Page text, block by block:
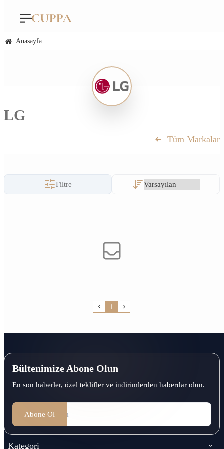
Anasayfa
LG
Tüm Markalar
Filtre
1
Bültenimize Abone Olun
En son haberler, özel teklifler ve indirimlerden haberdar olun.
Abone Ol
Kategori